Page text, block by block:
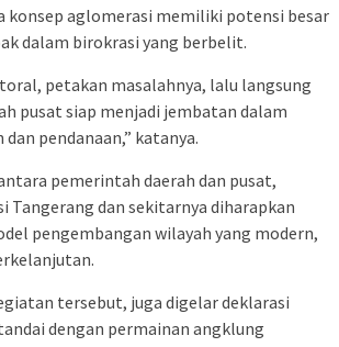
konsep aglomerasi memiliki potensi besar
dalam birokrasi yang berbelit.
petakan masalahnya, lalu langsung
pusat siap menjadi jembatan dalam
pendanaan,” katanya.
pemerintah daerah dan pusat,
Tangerang dan sekitarnya diharapkan
pengembangan wilayah yang modern,
tersebut, juga digelar deklarasi
dengan permainan angklung